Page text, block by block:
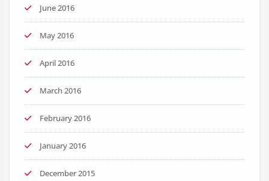
June 2016
May 2016
April 2016
March 2016
February 2016
January 2016
December 2015